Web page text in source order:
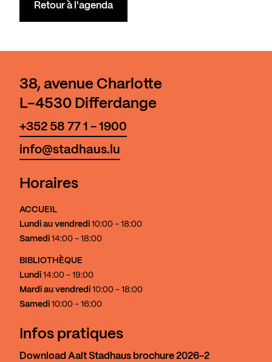
Retour à l'agenda
38, avenue Charlotte
L-4530 Differdange
+352 58 77 1 - 1900
info@stadhaus.lu
Horaires
ACCUEIL
Lundi au vendredi 10:00 - 18:00
Samedi 14:00 - 18:00
BIBLIOTHÈQUE
Lundi 14:00 - 19:00
Mardi au vendredi 10:00 - 18:00
Samedi 10:00 - 16:00
Infos pratiques
Download Aalt Stadhaus brochure 2026-2